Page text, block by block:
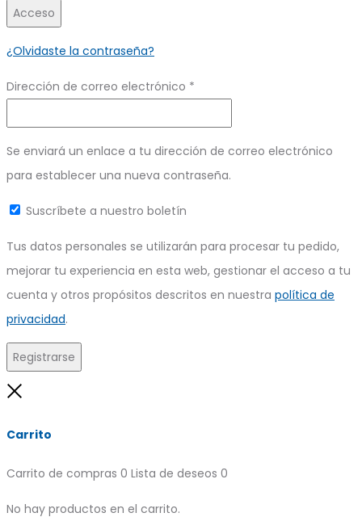
Acceso
¿Olvidaste la contraseña?
Dirección de correo electrónico *
Se enviará un enlace a tu dirección de correo electrónico
para establecer una nueva contraseña.
Suscríbete a nuestro boletín
Tus datos personales se utilizarán para procesar tu pedido,
mejorar tu experiencia en esta web, gestionar el acceso a tu
cuenta y otros propósitos descritos en nuestra política de
privacidad.
Registrarse
Carrito
Carrito de compras 0 Lista de deseos 0
No hay productos en el carrito.